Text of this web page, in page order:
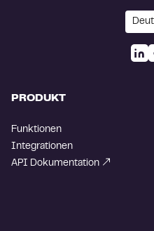
PRODUKT
Funktionen
Integrationen
API Dokumentation